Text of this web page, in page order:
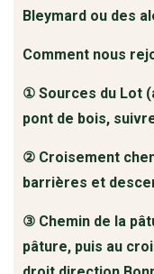
Bleymard ou des
Comment nous
① Sources du Lot
pont de bois,
② Croisement
barrières et
③ Chemin de la
pâture, puis au